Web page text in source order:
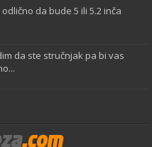
da bude 5 ili 5.2 inča
da ste stručnjak pa bi vas